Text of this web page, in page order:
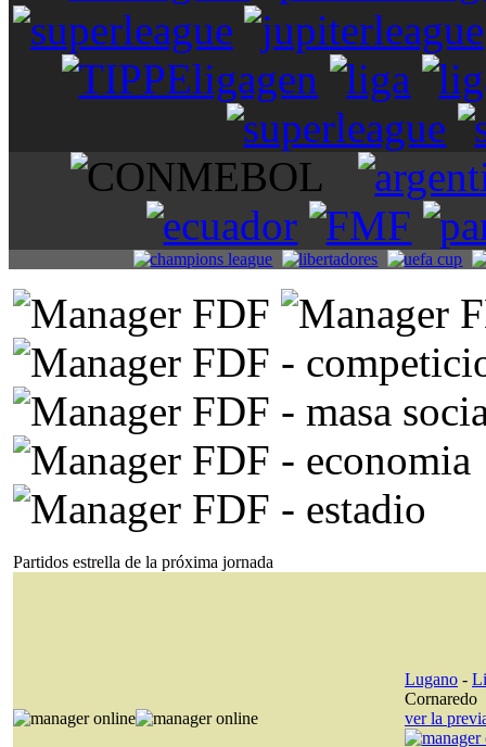
Partidos estrella de la próxima jornada
Lugano -
Cornaredo
ver la